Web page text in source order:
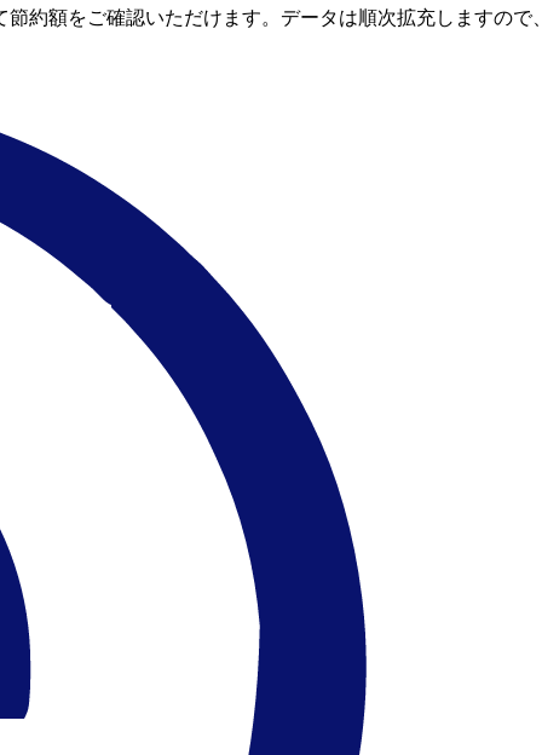
約額をご確認いただけます。データは順次拡充しますので